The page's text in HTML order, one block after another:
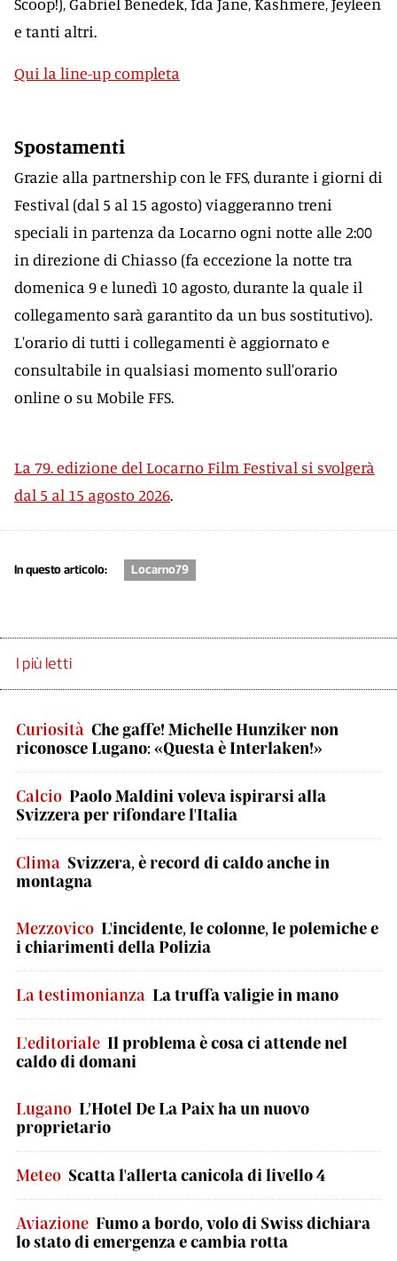
e tanti altri.
Qui la line-up completa
Spostamenti
Grazie alla partnership con le FFS, durante i giorni di
Festival (dal 5 al 15 agosto) viaggeranno treni
speciali in partenza da Locarno ogni notte alle 2:00
in direzione di Chiasso (fa eccezione la notte tra
domenica 9 e lunedì 10 agosto, durante la quale il
collegamento sarà garantito da un bus sostitutivo).
L'orario di tutti i collegamenti è aggiornato e
consultabile in qualsiasi momento sull'orario
online o su Mobile FFS.
La 79. edizione del Locarno Film Festival si svolgerà
dal 5 al 15 agosto 2026.
In questo articolo: Locarno79
I più letti
Curiosità Che gaffe! Michelle Hunziker non
riconosce Lugano: «Questa è Interlaken!»
Calcio Paolo Maldini voleva ispirarsi alla
Svizzera per rifondare l'Italia
Clima Svizzera, è record di caldo anche in
montagna
Mezzovico L'incidente, le colonne, le polemiche e
i chiarimenti della Polizia
La testimonianza La truffa valigie in mano
L'editoriale Il problema è cosa ci attende nel
caldo di domani
Lugano L’Hotel De La Paix ha un nuovo
proprietario
Meteo Scatta l'allerta canicola di livello 4
Aviazione Fumo a bordo, volo di Swiss dichiara
lo stato di emergenza e cambia rotta